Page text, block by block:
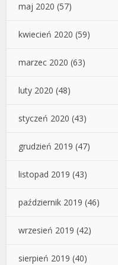
maj 2020 (57)
kwiecień 2020 (59)
marzec 2020 (63)
luty 2020 (48)
styczeń 2020 (43)
grudzień 2019 (47)
listopad 2019 (43)
październik 2019 (46)
wrzesień 2019 (42)
sierpień 2019 (40)